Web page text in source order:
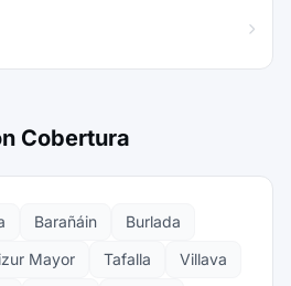
Cobertura
Barañáin
Burlada
Mayor Tafalla
Villava